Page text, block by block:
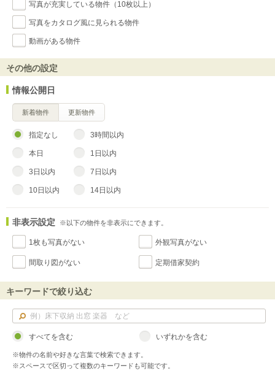
写真が充実している物件（10枚以上）
写真をカタログ風に見られる物件
動画がある物件
その他の設定
情報公開日
新着物件 更新物件
指定なし 3時間以内
本日 1日以内
3日以内 7日以内
10日以内 14日以内
非表示設定 ※以下の物件を非表示にできます。
1枚も写真がない 外観写真がない
間取り図がない 定期借家契約
キーワードで絞り込む
すべてを含む いずれかを含む
※物件の名前や好きな言葉で検索できます。
※スペースで区切って複数のキーワードも可能です。